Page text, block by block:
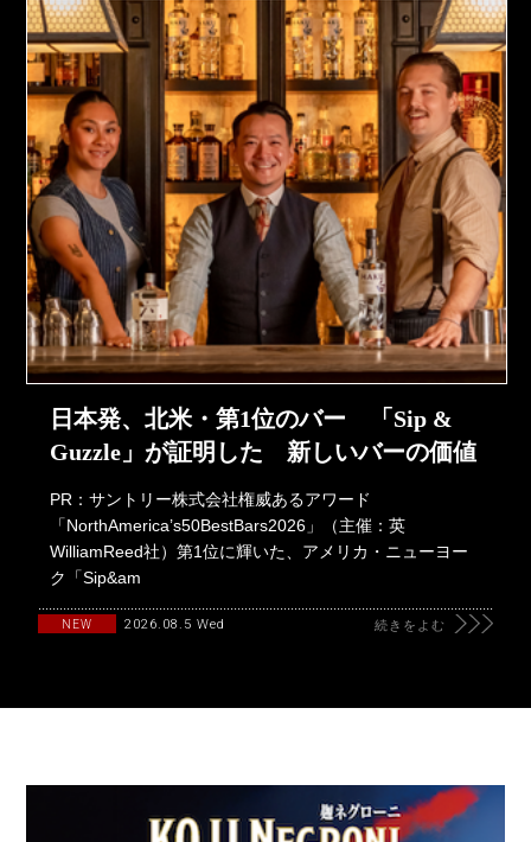
日本発、北米・第1位のバー 「Sip &
Guzzle」が証明した 新しいバーの価値
PR：サントリー株式会社権威あるアワード
「NorthAmerica’s50BestBars2026」（主催：英
WilliamReed社）第1位に輝いた、アメリカ・ニューヨー
ク「Sip&am
NEW 2026.08.5 Wed 続きをよむ